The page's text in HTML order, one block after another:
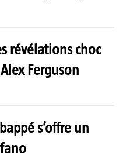
révélations choc
Ferguson
s’offre un